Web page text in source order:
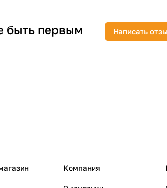
быть первым Написать
Компания
раз в 2 недели